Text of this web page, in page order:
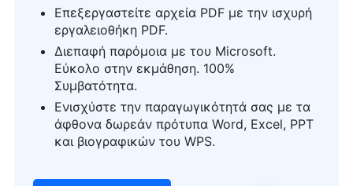
Επεξεργαστείτε αρχεία PDF με την ισχυρή
εργαλειοθήκη PDF.
Διεπαφή παρόμοια με του Microsoft.
Εύκολο στην εκμάθηση. 100%
Συμβατότητα.
Ενισχύστε την παραγωγικότητά σας με τα
άφθονα δωρεάν πρότυπα Word, Excel, PPT
και βιογραφικών του WPS.